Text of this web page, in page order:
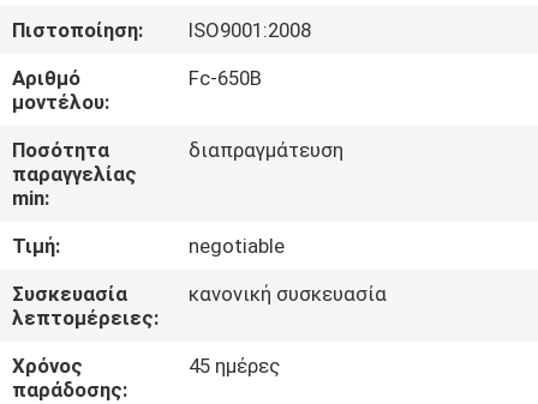
ΣΧΕΤΙΚΆ
ΜΕ
ΕΜΆΣ
ΕΠΙΣΚΈΨΕΙΣ
ΕΡΓΟΣΤΆΣΙΟ
ΈΛΕΓΧΟΣ
ΠΟΙΌΤΗΤΑΣ
Πιστοποίηση:
ISO9001:2008
Αριθμό
μοντέλου:
Fc-650B
Ποσότητα
παραγγελίας
min:
διαπραγμάτευση
Τιμή:
negotiable
Συσκευασία
λεπτομέρειες:
κανονική συσκευασία
Χρόνος
παράδοσης:
45 ημέρες